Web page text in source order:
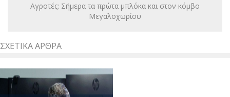
Αγροτές: Σήμερα τα πρώτα μπλόκα και στον κόμβο
Μεγαλοχωρίου
ΣΧΕΤΙΚΆ ΆΡΘΡΑ